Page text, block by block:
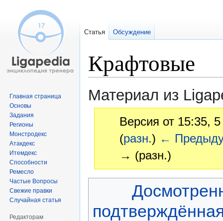
Крафтовые
Материал из
Версия от 15:35,
(разн.) ←
→ (разн.)
Статья Обсуждение
Главная страница
Основы
Задания
Регионы
Монстродекс
Атакдекс
Итемдекс
Способности
Ремесло
Частые Вопросы
Свежие правки
Случайная статья
Редакторам